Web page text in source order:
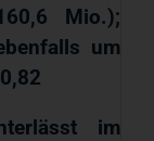
Mio.);
um
im